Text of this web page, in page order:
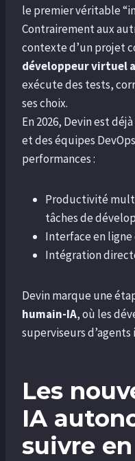
le premier véritable
Contrairement aux
contexte d’un projet
développeur virtuel
exécute des tests,
ses choix.
En 2026, Devin est
et des équipes
performances :
Productivité
tâches de
Interface en
Intégration
Devin marque une
humain-IA, où les
superviseurs
Les
IA
suivre